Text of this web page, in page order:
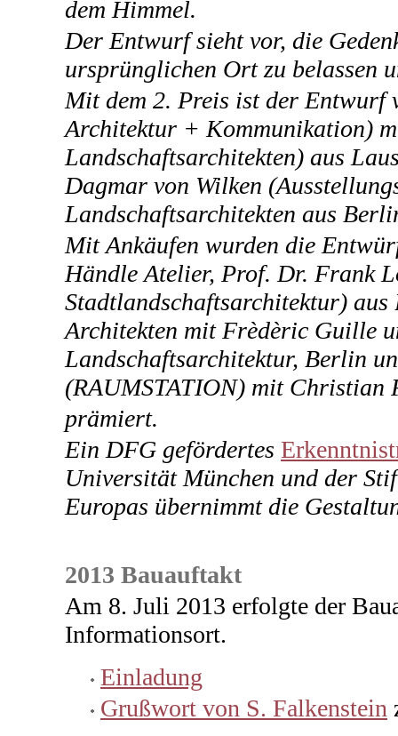
dem Himmel.
Der Entwurf sieht vor, die
ursprünglichen Ort zu belassen
Mit dem 2. Preis ist der Entwurf
Architektur + Kommunikation)
Landschaftsarchitekten) aus
Dagmar von Wilken
Landschaftsarchitekten aus
Mit Ankäufen wurden die
Händle Atelier, Prof. Dr. Frank
Stadtlandschaftsarchitektur)
Architekten mit Frèdèric Guille
Landschaftsarchitektur, Berlin
(RAUMSTATION) mit Christian
prämiert.
Ein DFG gefördertes
Universität München und der
Europas übernimmt die
2013 Bauauftakt
Am 8. Juli 2013 erfolgte der
Informationsort.
Einladung
Grußwort von S. Falkenstein